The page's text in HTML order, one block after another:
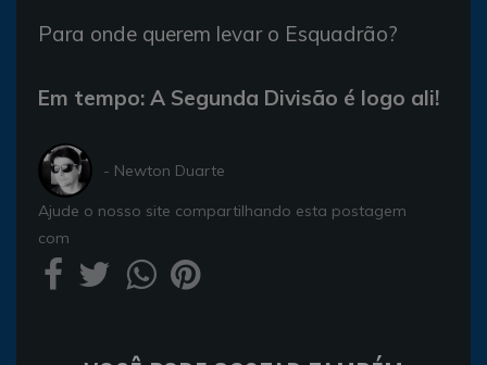
Para onde querem levar o Esquadrão?
Em tempo: A Segunda Divisão é logo ali!
- Newton Duarte
Ajude o nosso site compartilhando esta postagem
com